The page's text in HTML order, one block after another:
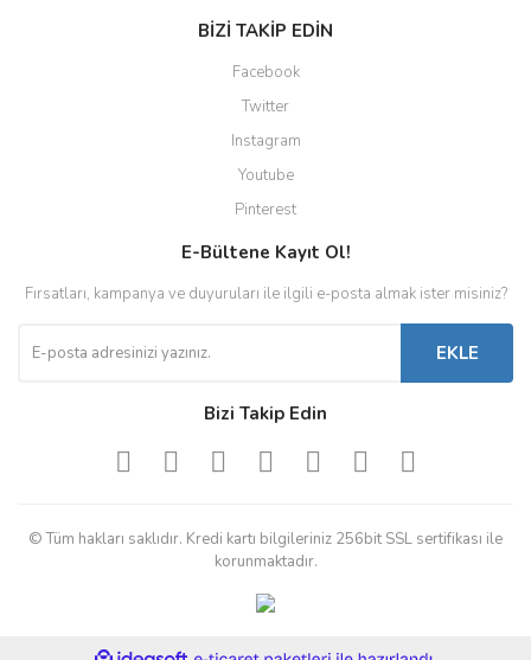
BİZİ TAKİP EDİN
Facebook
Twitter
Instagram
Youtube
Pinterest
E-Bültene Kayıt Ol!
Fırsatları, kampanya ve duyuruları ile ilgili e-posta almak ister misiniz?
EKLE
Bizi Takip Edin
© Tüm hakları saklıdır. Kredi kartı bilgileriniz 256bit SSL sertifikası ile
korunmaktadır.